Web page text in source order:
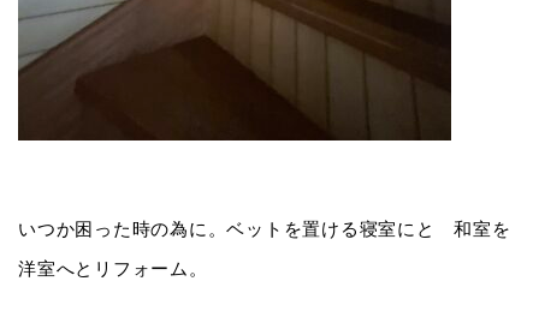
いつか困った時の為に。ベットを置ける寝室にと 和室を
洋室へとリフォーム。